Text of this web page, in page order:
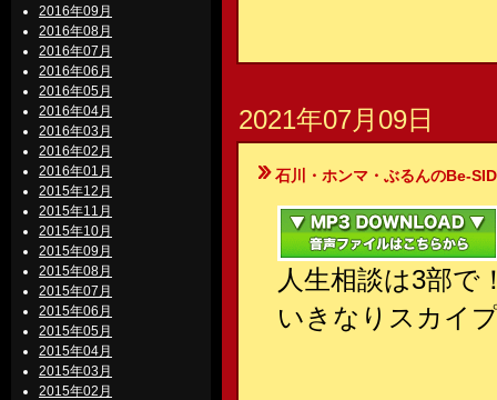
2016年09月
2016年08月
2016年07月
2016年06月
2016年05月
2016年04月
2016年03月
2016年02月
2016年01月
2015年12月
2015年11月
2015年10月
2015年09月
2015年08月
2015年07月
2015年06月
2015年05月
2015年04月
2015年03月
2015年02月
2021年07月09日
石川・ホンマ・ぶるんのBe-
人生相談は3部で
いきなりスカイ